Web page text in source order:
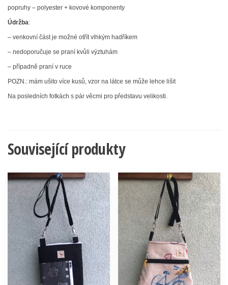
popruhy – polyester + kovové komponenty
Údržba:
– venkovní část je možné otřít vlhkým hadříkem
– nedoporučuje se praní kvůli výztuhám
– případně praní v ruce
POZN.: mám ušito více kusů, vzor na látce se může lehce lišit
Na posledních fotkách s pár věcmi pro představu velikosti.
Související produkty